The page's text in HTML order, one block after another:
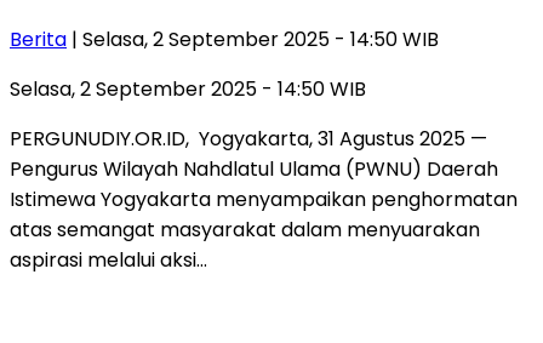
Berita | Selasa, 2 September 2025 - 14:50 WIB
Selasa, 2 September 2025 - 14:50 WIB
PERGUNUDIY.OR.ID, Yogyakarta, 31 Agustus 2025 —
Pengurus Wilayah Nahdlatul Ulama (PWNU) Daerah
Istimewa Yogyakarta menyampaikan penghormatan
atas semangat masyarakat dalam menyuarakan
aspirasi melalui aksi…